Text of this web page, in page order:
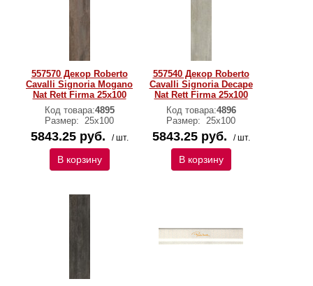
557570 Декор Roberto
Cavalli Signoria Mogano
Nat Rett Firma 25x100
Код товара:4895
Размер: 25x100
5843.25 руб. / шт.
В корзину
557540 Декор Roberto
Cavalli Signoria Decape
Nat Rett Firma 25x100
Код товара:4896
Размер: 25x100
5843.25 руб. / шт.
В корзину